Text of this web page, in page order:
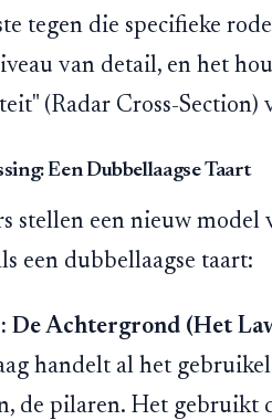
tegen die specifieke
van detail, en het
(Radar Cross-
Een Dubbellaagse Taart
stellen een nieuw
een dubbellaagse taart:
De Achtergrond (Het
handelt al het
de pilaren. Het gebruikt